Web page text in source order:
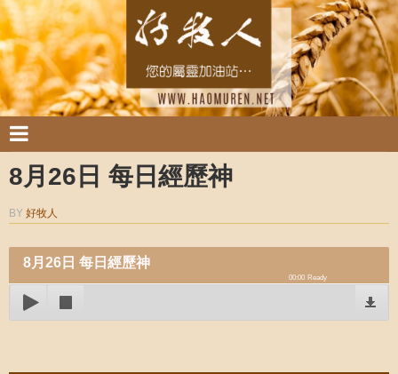
8月26日 每日經歷神
BY 好牧人
8月26日 每日經歷神
00:00 Ready